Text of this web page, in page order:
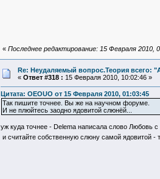
« Последнее редактирование: 15 Февраля 2010,
Re: Неудаляемый вопрос.Теория всего:
« Ответ #318 : 15 Февраля 2010, 10:02:46 »
Цитата: OEOUO от 15 Февраля 2010, 01:03:45
Так пишите точнее. Вы же на научном форуме.
И не плюйтесь заодно ядовитой слюнёй...
уж куда точнее - Delema написала слово Любовь
и считайте собственную слюну самой ядовитой -